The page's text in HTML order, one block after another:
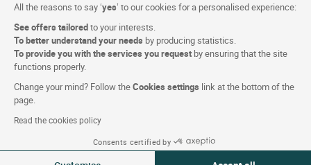
All the reasons to say ‘yes’ to our cookies for a personalised experience:
See offers tailoredto your interests.
To better understand your needs by producing statistics.
To provide you with the services you request by ensuring that the site
functions properly.
Change your mind? Follow theCookies settings link at the bottom of the
page.
Read the cookies policy
Consents certified by
Facebook
Instagram
Linkedin
Logis Hotels copyright © 2026 Alle rechten voorbehouden - CGV.